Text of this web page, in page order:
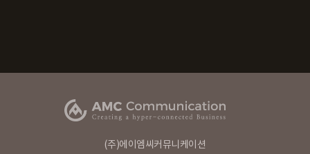
(주)에이엠씨커뮤니케이션